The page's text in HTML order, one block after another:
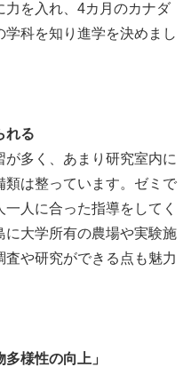
力を入れ、4カ月のカナダ
科を知り進学を決めまし
れる
多く、あまり研究室内に
類は整っています。ゼミで
人に合った指導をしてく
に大学所有の農場や実験施
や研究ができる点も魅力
様性の向上」